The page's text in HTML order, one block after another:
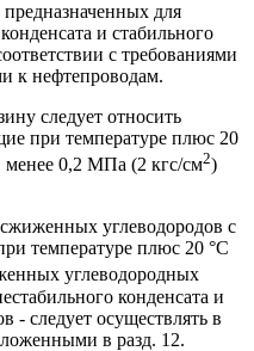
для
и стабильного
с требованиями
к нефтепроводам.
следует относить
при температуре плюс 20
менее 0,2 МПа (2 кгс/см2)
углеводородов с
температуре плюс 20 °С
углеводородных
конденсата и
- следует осуществлять в
в разд. 12.